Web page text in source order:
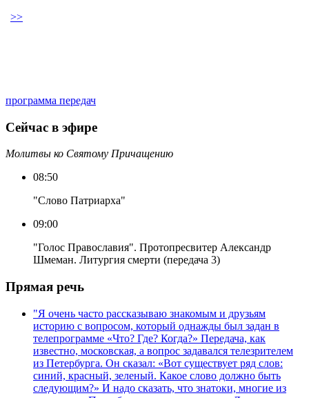
>>
программа передач
Сейчас в эфире
Молитвы ко Святому Причащению
08:50
"Слово Патриарха"
09:00
"Голос Православия". Протопресвитер Александр
Шмеман. Литургия смерти (передача 3)
Прямая речь
"Я очень часто рассказываю знакомым и друзьям
историю с вопросом, который однажды был задан в
телепрограмме «Что? Где? Когда?» Передача, как
известно, московская, а вопрос задавался телезрителем
из Петербурга. Он сказал: «Вот существует ряд слов:
синий, красный, зеленый. Какое слово должно быть
следующим?» И надо сказать, что знатоки, многие из